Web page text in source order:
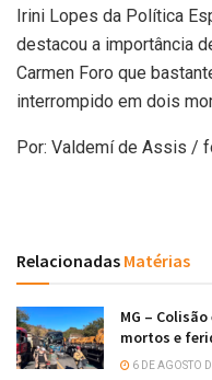
Irini Lopes da Política
destacou a importância
Carmen Foro que
interrompido em dois
Por: Valdemí de Assis /
Relacionadas Matérias
MG –
mortos e
6 DE AGOSTO